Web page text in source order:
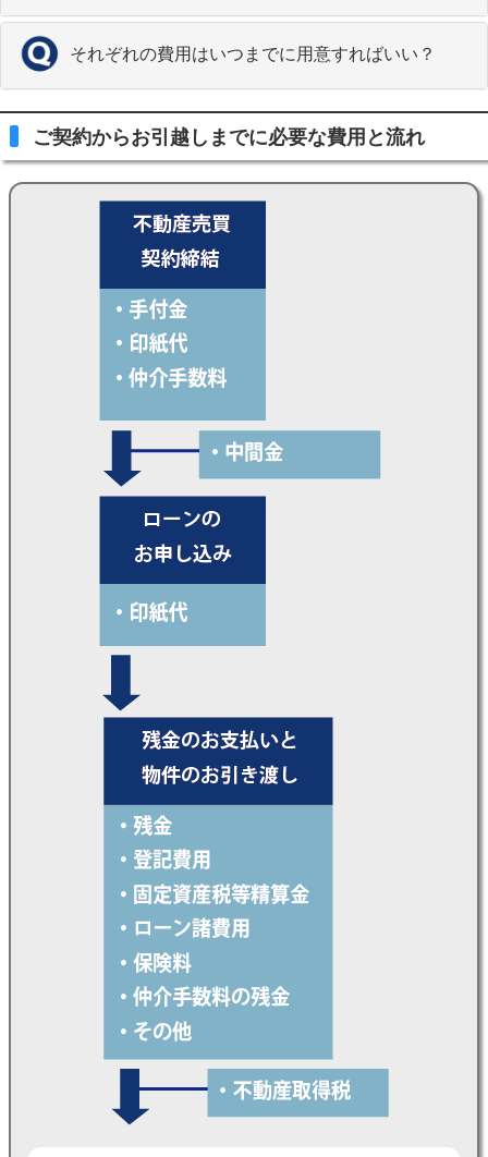
それぞれの費用はいつまでに用意すればいい？
ご契約からお引越しまでに必要な費用と流れ